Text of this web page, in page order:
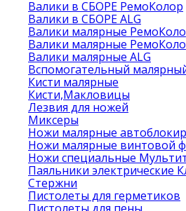
Валики в СБОРЕ РемоКолор
Валики в СБОРЕ ALG
Валики малярные
Валики малярные
Валики малярные ALG
Вспомогательный
Кисти малярные
Кисти,Макловицы
Лезвия для ножей
Миксеры
Ножи малярные
Ножи малярные винтовой
Ножи специальные
Паяльники электрические
Стержни
Пистолеты для герметиков